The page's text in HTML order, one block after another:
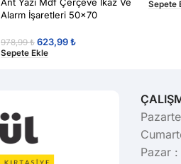
Alarm İşaretleri 50×70
978,99₺ 623,99₺
Sepete Ekle
Sepete
Pazar :